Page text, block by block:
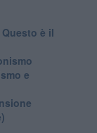
è il
e